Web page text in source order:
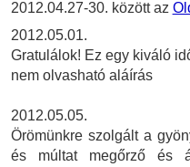
2012.04.27-30. között az
2012.05.01.
Gratulálok! Ez egy kiváló
nem olvasható aláírás
2012.05.05.
Örömünkre szolgált a
és múltat megőrző és